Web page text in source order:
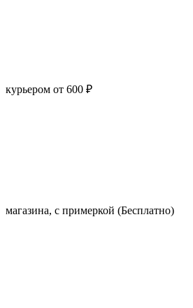
курьером от 600 ₽
магазина, с примеркой (Бесплатно)